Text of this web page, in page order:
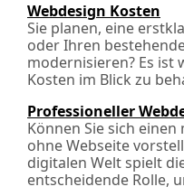
Webdesign Kosten
Sie planen, eine
oder Ihren
modernisieren? Es ist
Kosten im Blick zu
Professioneller
Können Sie sich
ohne Webseite
digitalen Welt spielt
entscheidende Rolle,